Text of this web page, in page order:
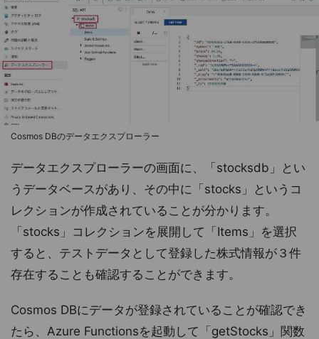
Cosmos DBのデータエクスプローラー
データエクスプローラーの画面に、「stocksdb」とい
うデータベースがあり、その中に「stocks」というコ
レクションが作成されていることが分かります。
「stocks」コレクションを展開して「Items」を選択
すると、テストデータとして登録した株式情報が３件
存在することも確認することができます。
Cosmos DBにデータが登録されていることが確認でき
たら、Azure Functionsを起動して「getStocks」関数